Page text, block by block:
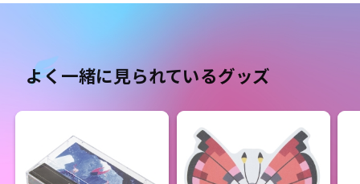
よく一緒に見られているグッズ